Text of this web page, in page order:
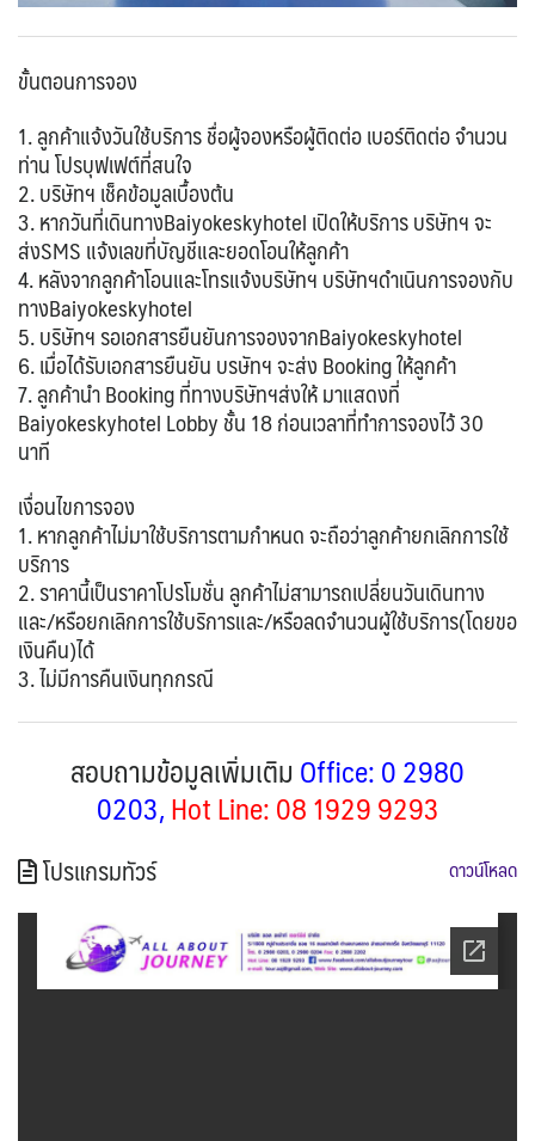
ขั้นตอนการจอง
1. ลูกค้าแจ้งวันใช้บริการ ชื่อผู้จองหรือผู้ติดต่อ เบอร์ติดต่อ จำนวน
ท่าน โปรบุฟเฟต์ที่สนใจ
2. บริษัทฯ เช็คข้อมูลเบื้องต้น
3. หากวันที่เดินทางBaiyokeskyhotelเปิดให้บริการ บริษัทฯ จะ
ส่งSMS แจ้งเลขที่บัญชีและยอดโอนให้ลูกค้า
4. หลังจากลูกค้าโอนและโทรแจ้งบริษัทฯ บริษัทฯดำเนินการจองกับ
ทางBaiyokeskyhotel
5. บริษัทฯ รอเอกสารยืนยันการจองจากBaiyokeskyhotel
6. เมื่อได้รับเอกสารยืนยัน บรษัทฯ จะส่ง Booking ให้ลูกค้า
7. ลูกค้านำ Booking ที่ทางบริษัทฯส่งให้ มาแสดงที่
Baiyokeskyhotel Lobby ชั้น 18 ก่อนเวลาที่ทำการจองไว้ 30
นาที
เงื่อนไขการจอง
1. หากลูกค้าไม่มาใช้บริการตามกำหนด จะถือว่าลูกค้ายกเลิกการใช้
บริการ
2. ราคานี้เป็นราคาโปรโมชั่น ลูกค้าไม่สามารถเปลี่ยนวันเดินทาง
และ/หรือยกเลิกการใช้บริการและ/หรือลดจำนวนผู้ใช้บริการ(โดยขอ
เงินคืน)ได้
3. ไม่มีการคืนเงินทุกกรณี
สอบถามข้อมูลเพิ่มเติม Office: 0 2980
0203,Hot Line: 08 1929 9293
โปรแกรมทัวร์ ดาวน์โหลด